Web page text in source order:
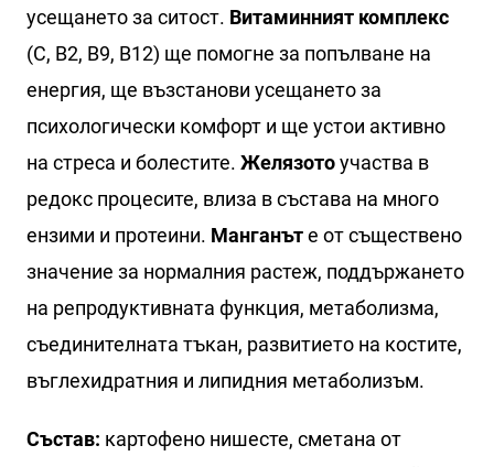
усещането за ситост. Витаминният комплекс
(C, B2, B9, B12) ще помогне за попълване на
енергия, ще възстанови усещането за
психологически комфорт и ще устои активно
на стреса и болестите. Желязотоучаства в
редокс процесите, влиза в състава на много
ензими и протеини. Манганъте от съществено
значение за нормалния растеж, поддържането
на репродуктивната функция, метаболизма,
съединителната тъкан, развитието на костите,
въглехидратния и липидния метаболизъм.
Състав: картофено нишесте, сметана от